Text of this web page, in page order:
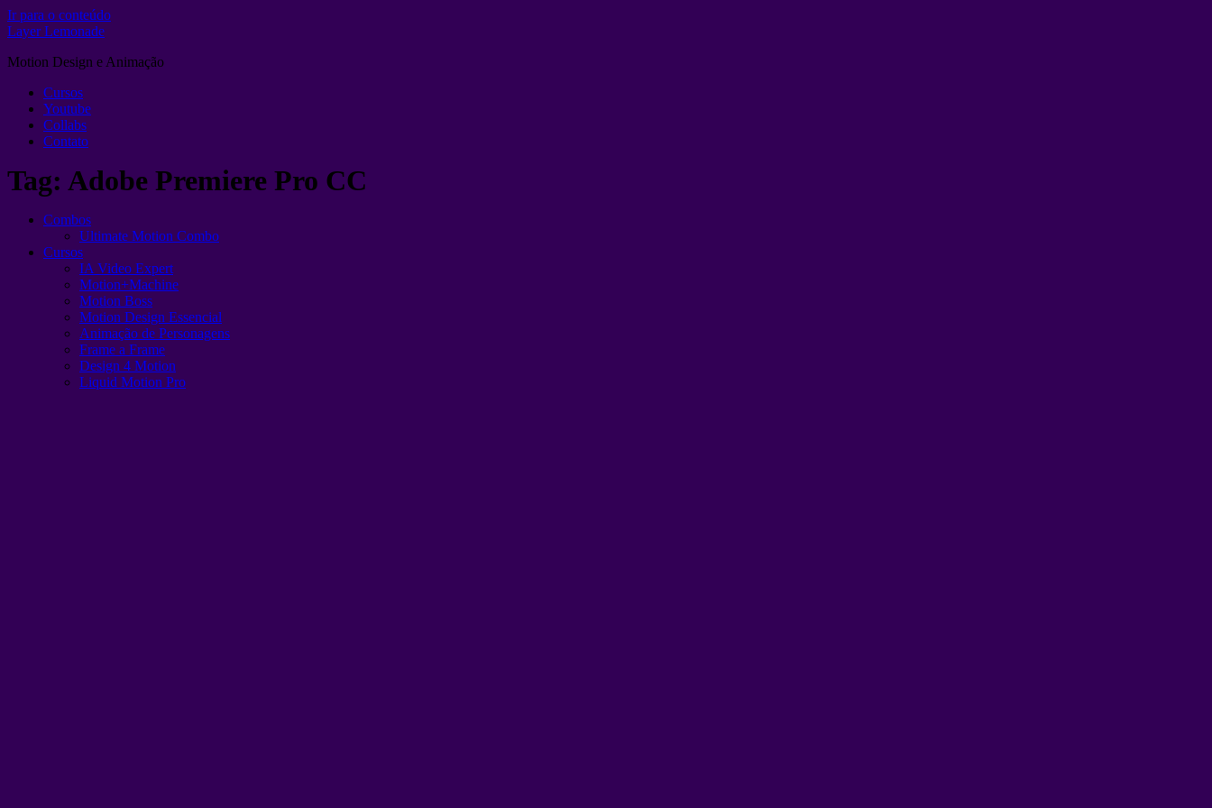
Ir para o conteúdo
Layer Lemonade
Motion Design e Animação
Cursos
Youtube
Collabs
Contato
Tag: Adobe Premiere Pro CC
Combos
Ultimate Motion Combo
Cursos
IA Video Expert
Motion+Machine
Motion Boss
Motion Design Essencial
Animação de Personagens
Frame a Frame
Design 4 Motion
Liquid Motion Pro